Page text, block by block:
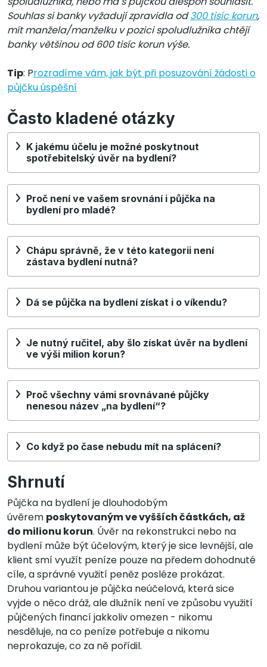
Souhlas si banky vyžadují zpravidla od300 tisíc korun,
mít manžela/manželku v pozici spoludlužníka chtějí
banky většinou od 600 tisíc korun výše.
Tip: Prozradíme vám, jak být při posuzování žádosti o
půjčku úspěšní
Často kladené otázky
K jakému účelu je možné poskytnout
spotřebitelský úvěr na bydlení?
Proč není ve vašem srovnání i půjčka na
bydlení pro mladé?
Chápu správně, že v této kategorii není
zástava bydlení nutná?
Dá se půjčka na bydlení získat i o víkendu?
Je nutný ručitel, aby šlo získat úvěr na bydlení
ve výši milion korun?
Proč všechny vámi srovnávané půjčky
nenesou název „na bydlení“?
Co když po čase nebudu mít na splácení?
Shrnutí
Půjčka na bydlení je dlouhodobým
úvěrem poskytovaným ve vyšších částkách, až
do milionu korun. Úvěr na rekonstrukci nebo na
bydlení může být účelovým, který je sice levnější, ale
klient smí využít peníze pouze na předem dohodnuté
cíle, a správné využití peněz posléze prokázat.
Druhou variantou je půjčka neúčelová, která sice
vyjde o něco dráž, ale dlužník není ve způsobu využití
půjčených financí jakkoliv omezen - nikomu
nesděluje, na co peníze potřebuje a nikomu
neprokazuje, co za ně pořídil.